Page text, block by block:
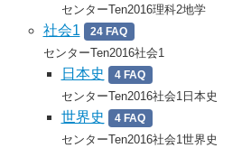
センターTen2016理科2地学
社会1 24 FAQ
センターTen2016社会1
日本史 4 FAQ
センターTen2016社会1日本史
世界史 4 FAQ
センターTen2016社会1世界史